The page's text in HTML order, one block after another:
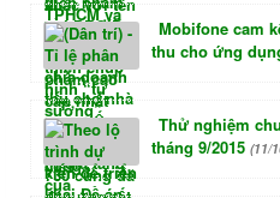
Mobifone cam
thu cho ứng
Thử nghiệm
tháng 9/2015 (11/